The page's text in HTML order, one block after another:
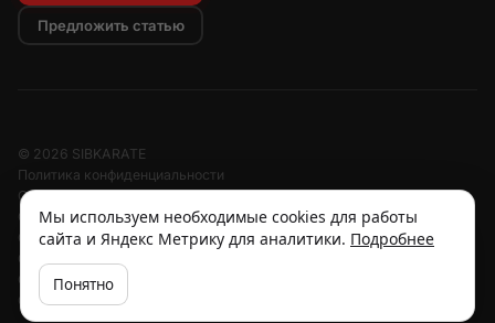
Предложить статью
© 2026 SIBKARATE
Политика конфиденциальности
Отписаться от рассылок
Согласие на обработку персональных данных
Согласие на рассылку
Отзыв согласия
Cookies
Об авторе
Мы используем необходимые cookies для работы
сайта и Яндекс Метрику для аналитики. Подробнее
Понятно